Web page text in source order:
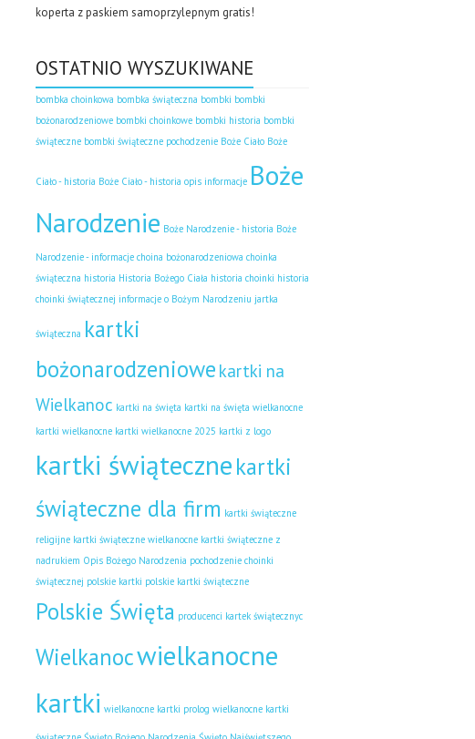
koperta z paskiem samoprzylepnym gratis!
OSTATNIO WYSZUKIWANE
bombka choinkowa bombka świąteczna bombki bombki
bożonarodzeniowe bombki choinkowe bombki historia bombki
świąteczne bombki świąteczne pochodzenie Boże Ciało Boże
Ciało - historia Boże Ciało - historia opis informacje Boże
Narodzenie Boże Narodzenie - historia Boże
Narodzenie - informacje choina bożonarodzeniowa choinka
świąteczna historia Historia Bożego Ciała historia choinki historia
choinki świątecznej informacje o Bożym Narodzeniu jartka
świąteczna kartki
bożonarodzeniowe kartki na
Wielkanoc kartki na święta kartki na święta wielkanocne
kartki wielkanocne kartki wielkanocne 2025 kartki z logo
kartki świątecznekartki
świąteczne dla firm kartki świąteczne
religijne kartki świąteczne wielkanocne kartki świąteczne z
nadrukiem Opis Bożego Narodzenia pochodzenie choinki
świątecznej polskie kartki polskie kartki świąteczne
Polskie Święta producenci kartek świątecznyc
Wielkanocwielkanocne
kartki wielkanocne kartki prolog wielkanocne kartki